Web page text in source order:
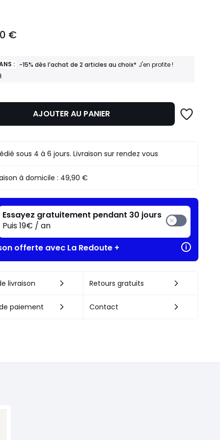
€
: -15% dès l’achat de 2 articles au choix* J'en profite !
AJOUTER AU PANIER
sous 4 à 6 jours. Livraison sur rendez vous
à domicile : 49,90 €
Essayez gratuitement pendant 30 jours
Puis 19€ / an
offerte avec La Redoute +
livraison Retours gratuits
paiement Contact